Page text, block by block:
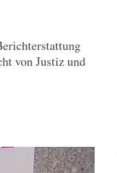
von Justiz und